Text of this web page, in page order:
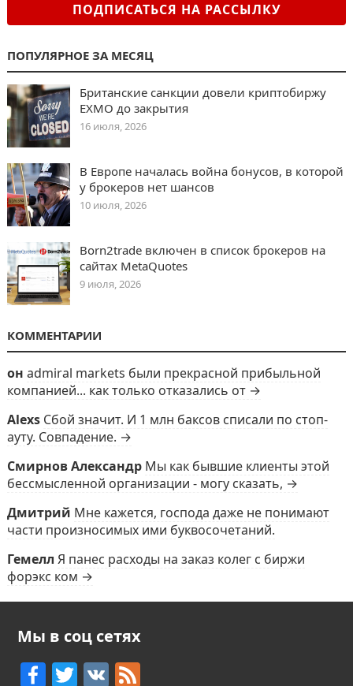
ПОДПИСАТЬСЯ НА РАССЫЛКУ
ПОПУЛЯРНОЕ ЗА МЕСЯЦ
Британские санкции довели криптобиржу
EXMO до закрытия
16 июля, 2026
В Европе началась война бонусов, в которой
у брокеров нет шансов
10 июля, 2026
Born2trade включен в список брокеров на
сайтах MetaQuotes
9 июля, 2026
КОММЕНТАРИИ
он admiral markets были прекрасной прибыльной
компанией... как только отказались от →
Alexs Сбой значит. И 1 млн баксов списали по стоп-
ауту. Совпадение. →
Смирнов Александр Мы как бывшие клиенты этой
бессмысленной организации - могу сказать, →
Дмитрий Мне кажется, господа даже не понимают
части произносимых ими буквосочетаний.
Гемелл Я панес расходы на заказ колег с биржи
форэкс ком →
Мы в соц сетях
F T V F